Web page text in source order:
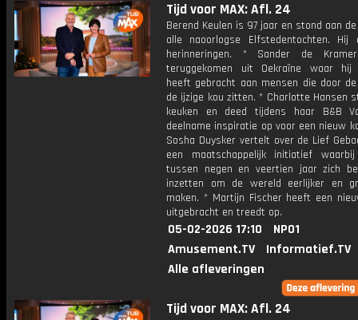
Tijd voor MAX: Afl. 24
Berend Keulen is 97 jaar en stond aan
alle naoorlogse Elfstedentochten. Hij
herinneringen. * Sander de
teruggekomen uit Oekraïne waar hij
heeft gebracht aan mensen die door
de ijzige kou zitten. * Charlotte Hansen
keuken en deed tijdens haar B&B
deelname inspiratie op voor een nieuw
Sosha Duysker vertelt over de Lief
een maatschappelijk initiatief waarbij
tussen negen en veertien jaar zich
inzetten om de wereld eerlijker en
maken. * Martijn Fischer heeft een
uitgebracht en treedt op.
05-02-2026 17:10
NPO1
Amusement.TV
Informatief.TV
Alle afleveringen
Tijd voor MAX: Afl. 24